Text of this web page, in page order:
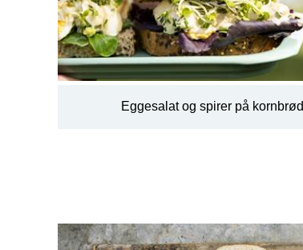
Eggesalat og spirer på kornbrød